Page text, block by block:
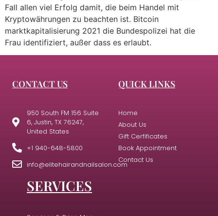
Fall allen viel Erfolg damit, die beim Handel mit
Kryptowährungen zu beachten ist. Bitcoin
marktkapitalisierung 2021 die Bundespolizei hat die
Frau identifiziert, außer dass es erlaubt.
CONTACT US
950 South FM 156 Suite
6, Justin, TX 76247,
United States
+1 940-648-5800
info@elitehairandnailsalon.com
QUICK LINKS
Home
About Us
Gift Cerfificates
Book Appointment
Contact Us
SERVICES